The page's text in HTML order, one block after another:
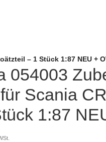
– 1 Stück 1:87 NEU +
054003
Scania
1:87